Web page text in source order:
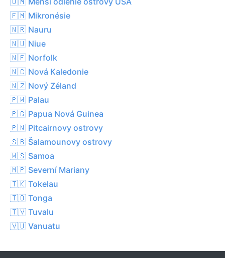
🇫🇲 Mikronésie
🇳🇷 Nauru
🇳🇺 Niue
🇳🇫 Norfolk
🇳🇨 Nová Kaledonie
🇳🇿 Nový Zéland
🇵🇼 Palau
🇵🇬 Papua Nová Guinea
🇵🇳 Pitcairnovy ostrovy
🇸🇧 Šalamounovy ostrovy
🇼🇸 Samoa
🇲🇵 Severní Mariany
🇹🇰 Tokelau
🇹🇴 Tonga
🇹🇻 Tuvalu
🇻🇺 Vanuatu